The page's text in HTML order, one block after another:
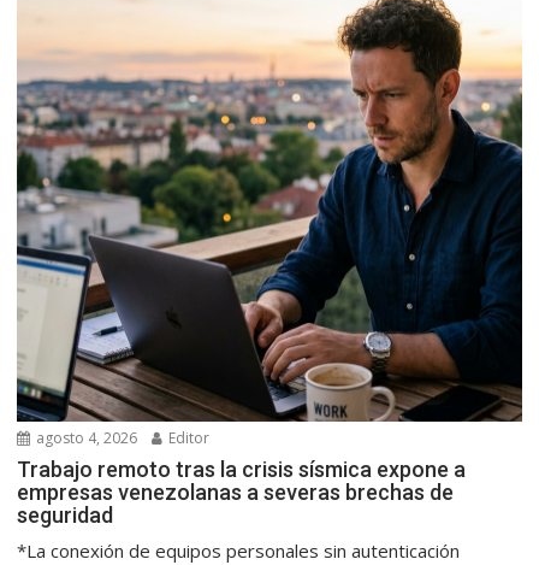
agosto 4, 2026 Editor
Trabajo remoto tras la crisis sísmica expone a
empresas venezolanas a severas brechas de
seguridad
*La conexión de equipos personales sin autenticación